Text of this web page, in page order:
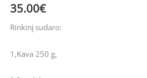
35.00€
Rinkinį sudaro:
1,Kava 250 g,